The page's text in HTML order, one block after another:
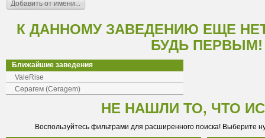
К ДАННОМУ ЗАВЕДЕНИЮ ЕЩЕ
БУДЬ ПЕРВЫМ!
Ближайшие заведения
ValeRise
Серагем (Ceragem)
НЕ НАШЛИ ТО, ЧТО
Воспользуйтесь фильтрами для расширенного поиска! Выберите